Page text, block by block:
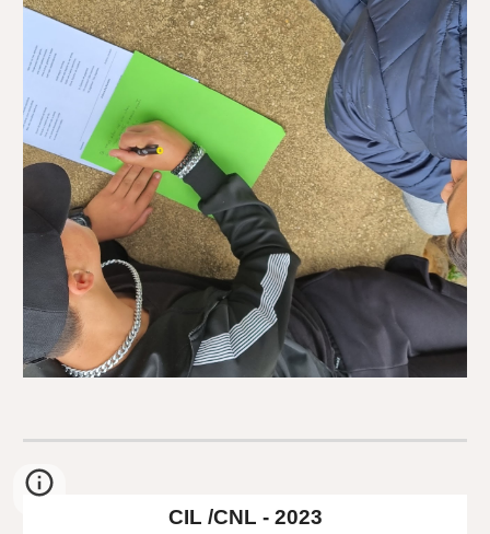
CIL /CNL - 2023